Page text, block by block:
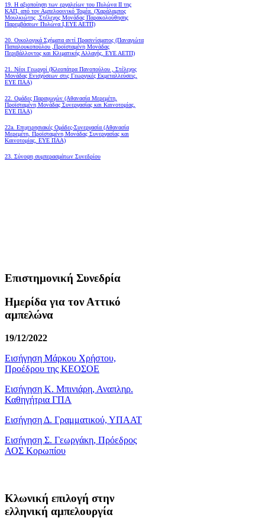
19. Η αξιοποίηση των εργαλείων του Πυλώνα ΙΙ της
ΚΑΠ, από τον Αμπελοοινικό Τομέα. (Χαράλαμπος
Μουλκιώτης ,Στέλεχος Μονάδας Παρακολούθησης
Παρεμβάσεων Πυλώνα Ι,ΕΥΕ ΑΕΤΠ)
20. Οικολογικά Σχήματα αντί Πρασινίσματος (Παναγιώτα
Παπαλουκοπούλου ,Προϊσταμένη Μονάδας
Περιβάλλοντος και Κλιματικής Αλλαγής, ΕΥΕ ΑΕΤΠ)
21. Νέοι Γεωργοί (Κλεοπάτρα Πανοπούλου , Στέλεχος
Μονάδας Ενισχύσεων στις Γεωργικές Εκμεταλλεύσεις,
ΕΥΕ ΠΑΑ)
22. Ομάδες Παραγωγών (Αθανασία Μερεμέτη,
Προϊσταμένη Μονάδας Συνεργασίας και Καινοτομίας,
ΕΥΕ ΠΑΑ)
22a. Επιχειρησιακές Ομάδες-Συνεργασία (Αθανασία
Μερεμέτη, Προϊσταμένη Μονάδας Συνεργασίας και
Καινοτομίας, ΕΥΕ ΠΑΑ)
23. Σύνοψη συμπερασμάτων Συνεδρίου
Επιστημονική Συνεδρία
Ημερίδα για τον Αττικό
αμπελώνα
19/12/2022
Εισήγηση Μάρκου Χρήστου,
Προέδρου της ΚΕΟΣΟΕ
Εισήγηση Κ. Μπινιάρη, Αναπληρ.
Καθηγήτρια ΓΠΑ
Εισήγηση Δ. Γραμματικού, ΥΠΑΑΤ
Εισήγηση Σ. Γεωργάκη, Πρόεδρος
ΑΟΣ Κορωπίου
Κλωνική επιλογή στην
ελληνική αμπελουργία